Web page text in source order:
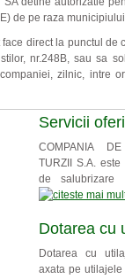
de pe raza
direct la punctul de
nr.248B, sau sa
zilnic, intre
Servicii
COMPANIA
TURZII S.A.
de salubrizare
Dotarea cu
Dotarea cu
axata pe